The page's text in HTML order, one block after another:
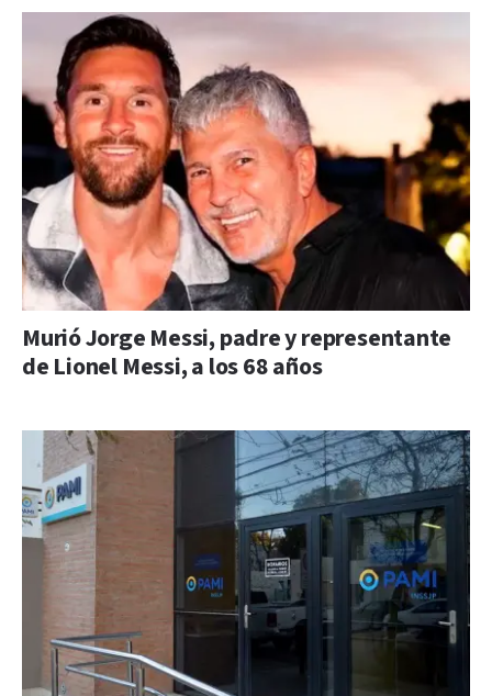
Murió Jorge Messi, padre y representante
de Lionel Messi, a los 68 años